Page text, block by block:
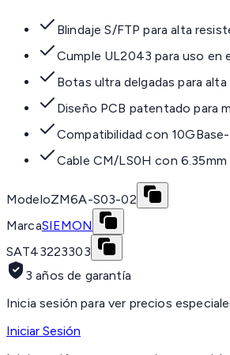
Blindaje S/FTP para alta
Cumple UL2043 para uso en
Botas ultra delgadas para
Diseño PCB patentado para
Compatibilidad con
Cable CM/LS0H con
ModeloZM6A-S03-02
MarcaSIEMON
SAT43223303
3 años de garantía
Inicia sesión para ver precios
Iniciar Sesión